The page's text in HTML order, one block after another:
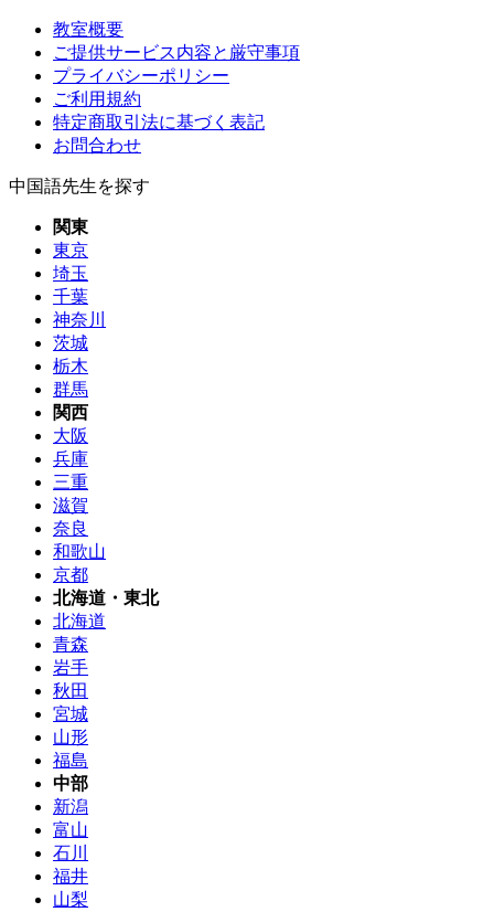
教室概要
ご提供サービス内容と厳守事項
プライバシーポリシー
ご利用規約
特定商取引法に基づく表記
お問合わせ
中国語先生を探す
関東
東京
埼玉
千葉
神奈川
茨城
栃木
群馬
関西
大阪
兵庫
三重
滋賀
奈良
和歌山
京都
北海道・東北
北海道
青森
岩手
秋田
宮城
山形
福島
中部
新潟
富山
石川
福井
山梨